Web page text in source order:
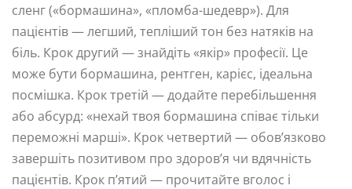
сленг («бормашина», «пломба-шедевр»). Для
пацієнтів — легший, тепліший тон без натяків на
біль. Крок другий — знайдіть «якір» професії. Це
може бути бормашина, рентген, карієс, ідеальна
посмішка. Крок третій — додайте перебільшення
або абсурд: «нехай твоя бормашина співає тільки
переможні марші». Крок четвертий — обов’язково
завершіть позитивом про здоров’я чи вдячність
пацієнтів. Крок п’ятий — прочитайте вголос і